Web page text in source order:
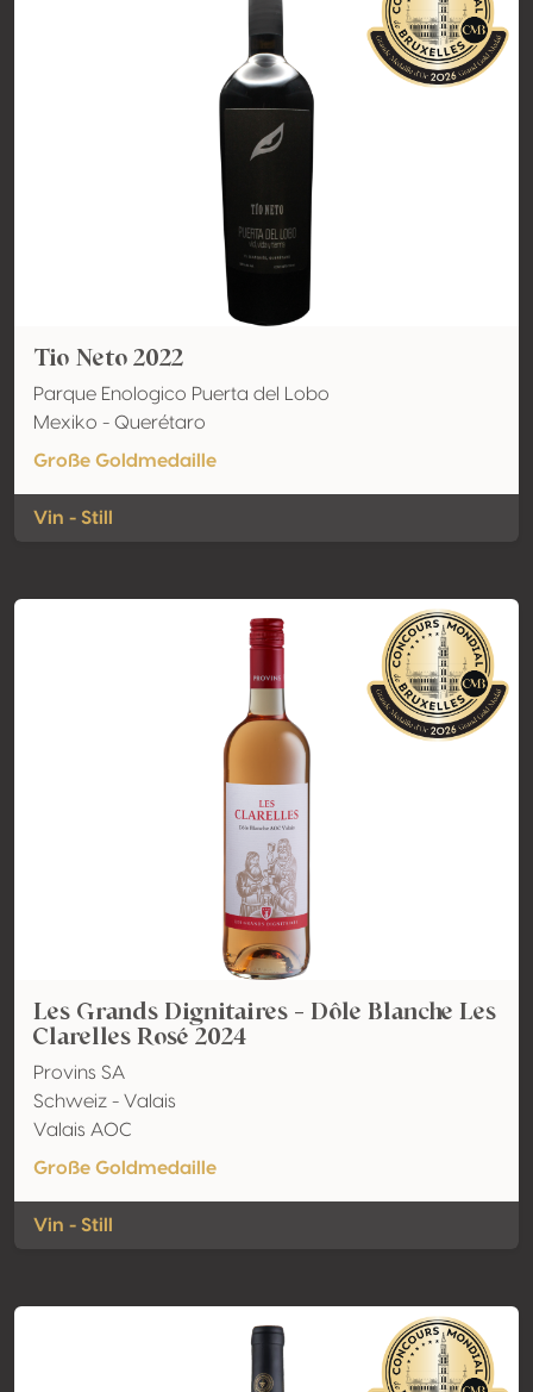
Tio Neto 2022
Parque Enologico Puerta del Lobo
Mexiko - Querétaro
Große Goldmedaille
Vin - Still
Les Grands Dignitaires - Dôle Blanche Les
Clarelles Rosé 2024
Provins SA
Schweiz - Valais
Valais AOC
Große Goldmedaille
Vin - Still